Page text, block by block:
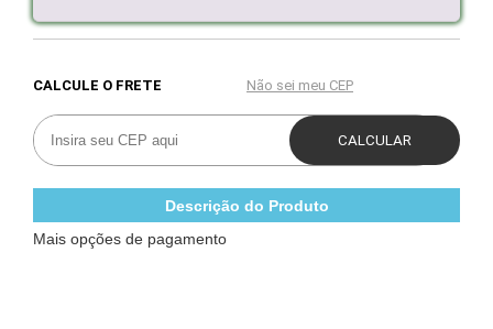
Descrição do Produto
Mais opções de pagamento